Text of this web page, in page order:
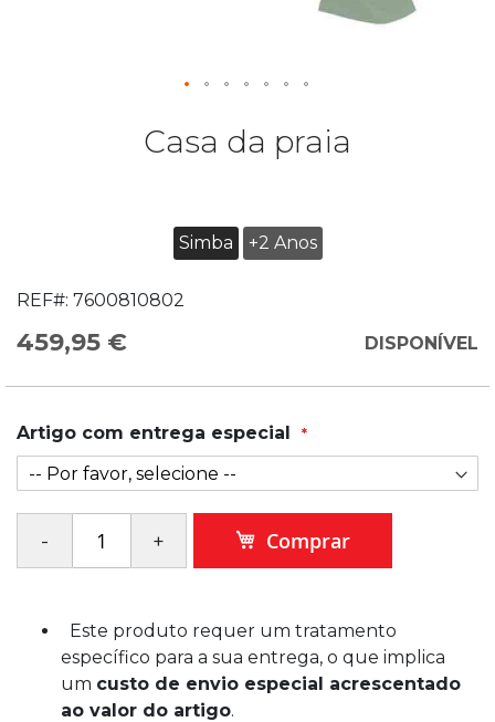
Casa da praia
Simba +2 Anos
REF#: 7600810802
459,95 € DISPONÍVEL
Artigo com entrega especial
Comprar
Este produto requer um tratamento
específico para a sua entrega, o que implica
um custo de envio especial acrescentado
ao valor do artigo.